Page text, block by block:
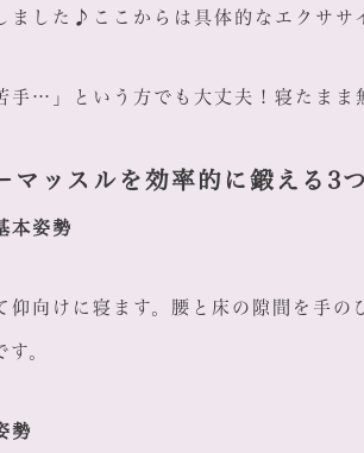
ました♪ここからは具体的なエクササ
手…」という方でも大丈夫！寝たまま
マッスルを効率的に鍛える3
本姿勢
仰向けに寝ます。腰と床の隙間を手
。
勢